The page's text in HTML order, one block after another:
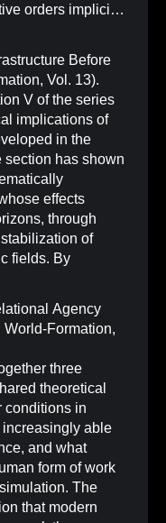
orders implici…
Before
Vol. 13).
V of the series
implications of
in the
section has shown
effects
through
of
fields. By
Agency
Formation,
three
theoretical
conditions in
able
and what
form of work
The
that modern